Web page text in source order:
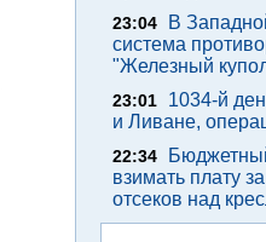
23:04
В
система
"Железный
23:01
1034-й
и Ливане,
22:34
взимать плату
отсеков над